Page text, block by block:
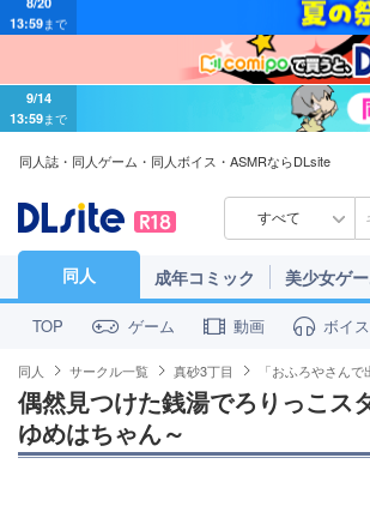
13:59 まで
同人誌・同人ゲーム・同人ボイス・ASMRならDLsite
すべて
同人 成年コミック 美少女ゲ
TOP ゲーム 動画 ボイ
同人 サークル一覧 真砂3丁目 「おふろやさん
偶然見つけた銭湯でろりっこス
ゆめはちゃん～